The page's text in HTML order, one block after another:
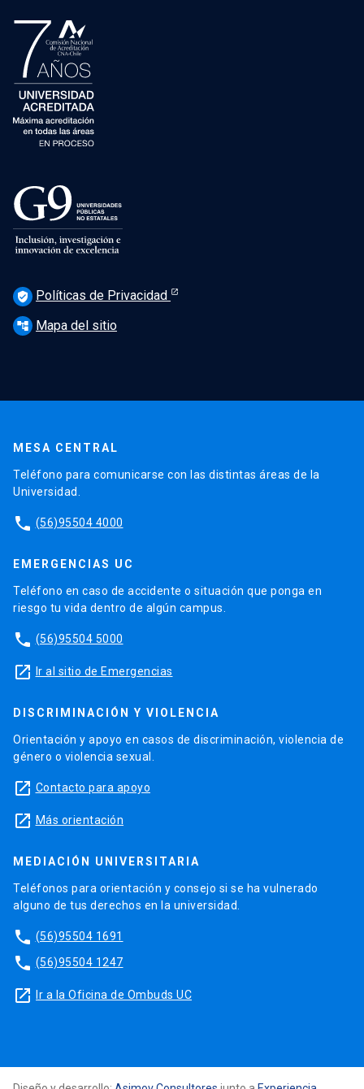
verified_user Políticas de Privacidad
account_tree Mapa del sitio
MESA CENTRAL
Teléfono para comunicarse con las distintas áreas de la
Universidad.
phone (56)95504 4000
EMERGENCIAS UC
Teléfono en caso de accidente o situación que ponga en
riesgo tu vida dentro de algún campus.
phone (56)95504 5000
launch Ir al sitio de Emergencias
DISCRIMINACIÓN Y VIOLENCIA
Orientación y apoyo en casos de discriminación, violencia de
género o violencia sexual.
launch Contacto para apoyo
launch Más orientación
MEDIACIÓN UNIVERSITARIA
Teléfonos para orientación y consejo si se ha vulnerado
alguno de tus derechos en la universidad.
phone (56)95504 1691
phone (56)95504 1247
launch Ir a la Oficina de Ombuds UC